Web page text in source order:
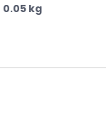
0.05 kg